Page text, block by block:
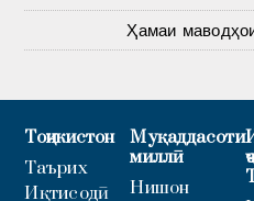
Ҳамаи
Тоҷикистон
Таърих
Иқтисодӣ
Муқаддасоти
миллӣ
Нишон